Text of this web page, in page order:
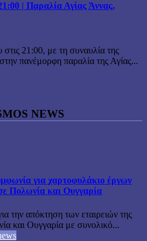
| Παραλία Αγίας Άννας,
στις 21:00, με τη συναυλία της
πανέμορφη παραλία της Αγίας...
NEWS
για χαρτοφυλάκιο έργων
Πολωνία και Ουγγαρία
την απόκτηση των εταιρειών της
και Ουγγαρία με συνολικό...